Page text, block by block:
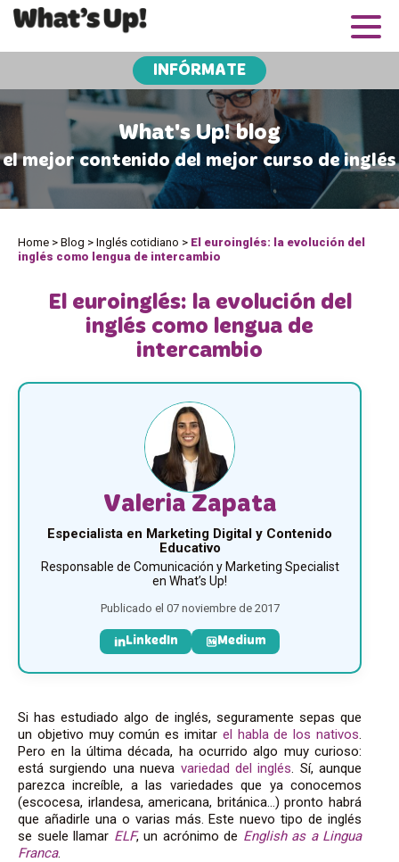
INFÓRMATE
What's Up! blog
el mejor contenido del mejor curso de inglés
Home > Blog > Inglés cotidiano > El euroinglés: la evolución del
inglés como lengua de intercambio
El euroinglés: la evolución del
inglés como lengua de
intercambio
Valeria Zapata
Especialista en Marketing Digital y Contenido
Educativo
Responsable de Comunicación y Marketing Specialist
en What’s Up!
Publicado el 07 noviembre de 2017
LinkedIn Medium
Si has estudiado algo de inglés, seguramente sepas que
un objetivo muy común es imitar el habla de los nativos
Pero en la última década, ha ocurrido algo muy curioso:
está surgiendo una nueva variedad del inglés . Sí, aunque
parezca increíble, a las variedades que ya conocemos
(escocesa, irlandesa, americana, británica…) pronto habrá
que añadirle una o varias más. Este nuevo tipo de inglés
se suele llamar ELF, un acrónimo de English as a Lingua
Franca.